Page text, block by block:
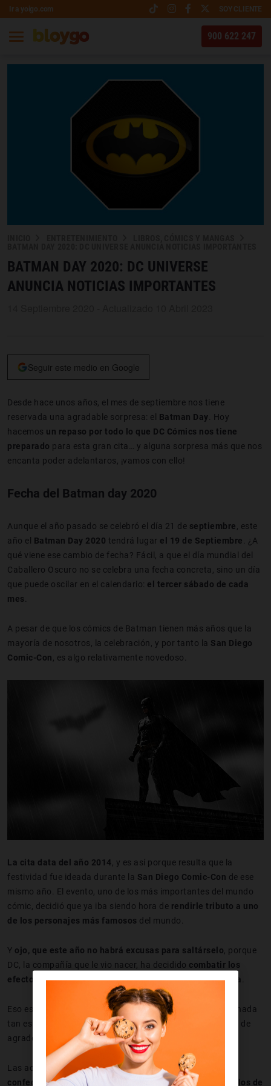
Ir a yoigo.com SOY CLIENTE
900 622 247
BATMAN DAY 2020: DC UNIVERSE
ANUNCIA NOTICIAS IMPORTANTES
Seguir este medio en Google
Desde hace unos años, el mes de septiembre nos tiene
reservada una agradable sorpresa: el Batman Day . Hoy
hacemos un repaso por todo lo que DC Cómics nos tiene
preparado para esta gran cita… y alguna sorpresa más que nos
encanta poder adelantaros, ¡vamos con ello!
Fecha del Batman day 2020
Aunque el año pasado se celebró el día 21 de septiembre , este
año el Batman Day 2020 tendrá lugar el 19 de Septiembre . ¿A
qué viene ese cambio de fecha? Fácil, a que el día mundial del
Caballero Oscuro no se celebra una fecha concreta, sino un día
que puede oscilar en el calendario: el tercer sábado de cada
mes
A pesar de que los cómics de Batman tienen más años que la
mayoría de nosotros, la celebración, y por tanto la San Diego
Comic-Con , es algo relativamente novedoso.
La cita data del año 2014, y es así porque resulta que la
festividad fue ideada durante la San Diego Comic-Con de ese
mismo año. El evento, uno de los más importantes del mundo
cómic, decidió que ya iba siendo hora de rendirle tributo a uno
de los personajes más famosos del mundo.
Y ojo, que este año no habrá excusas para saltárselo, porque
DC, la compañía que le vio nacer, ha decidido combatir los
efectos del coronavirus dejándonos disfrutar desde casa.
Eso es, podremos acceder a todos los eventos de esta jornada
tan especial sin movernos de nuestros hogares. Algo muy de
agradecer tal y como está el tema, desde luego.
Las actividades programadas van desde
enseñarnos a
confeccionar nuestra propia capa
de Batman hasta
regalos de